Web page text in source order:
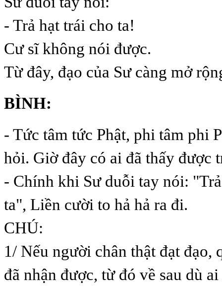
- Trả hạt trái cho ta!
Cư sĩ không nói được.
Từ đây, đạo của Sư càng mở
BÌNH:
- Tức tâm tức Phật, phi tâm phi
hỏi. Giờ đây có ai đã thấy được
- Chính khi Sư duỗi tay nói:
ta", Liền cười to hả hả ra đi.
CHÚ:
1/ Nếu người chân thật đạt đạo,
đã nhận được, từ đó về sau dù